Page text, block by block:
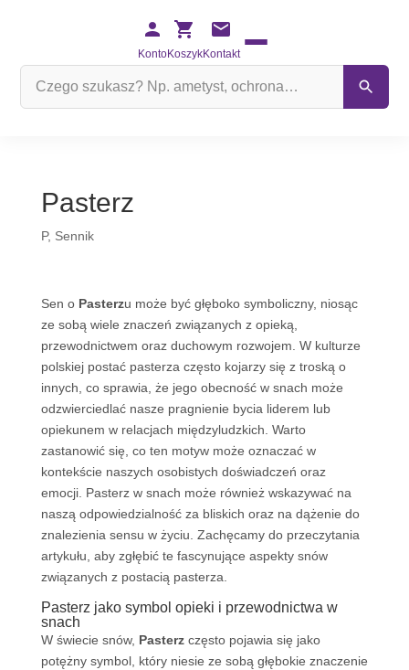
KontoKoszykKontakt
Pasterz
P, Sennik
Sen o Pasterzu może być głęboko symboliczny, niosąc
ze sobą wiele znaczeń związanych z opieką,
przewodnictwem oraz duchowym rozwojem. W kulturze
polskiej postać pasterza często kojarzy się z troską o
innych, co sprawia, że jego obecność w snach może
odzwierciedlać nasze pragnienie bycia liderem lub
opiekunem w relacjach międzyludzkich. Warto
zastanowić się, co ten motyw może oznaczać w
kontekście naszych osobistych doświadczeń oraz
emocji. Pasterz w snach może również wskazywać na
naszą odpowiedzialność za bliskich oraz na dążenie do
znalezienia sensu w życiu. Zachęcamy do przeczytania
artykułu, aby zgłębić te fascynujące aspekty snów
związanych z postacią pasterza.
Pasterz jako symbol opieki i przewodnictwa w
snach
W świecie snów, Pasterzczęsto pojawia się jako
potężny symbol, który niesie ze sobą głębokie znaczenie